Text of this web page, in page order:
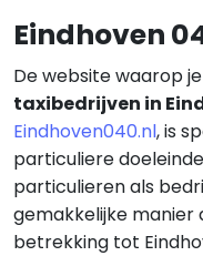
Eindhoven
De website waarop
taxibedrijven in
Eindhoven040.nl, is
particuliere
particulieren als
gemakkelijke
betrekking tot